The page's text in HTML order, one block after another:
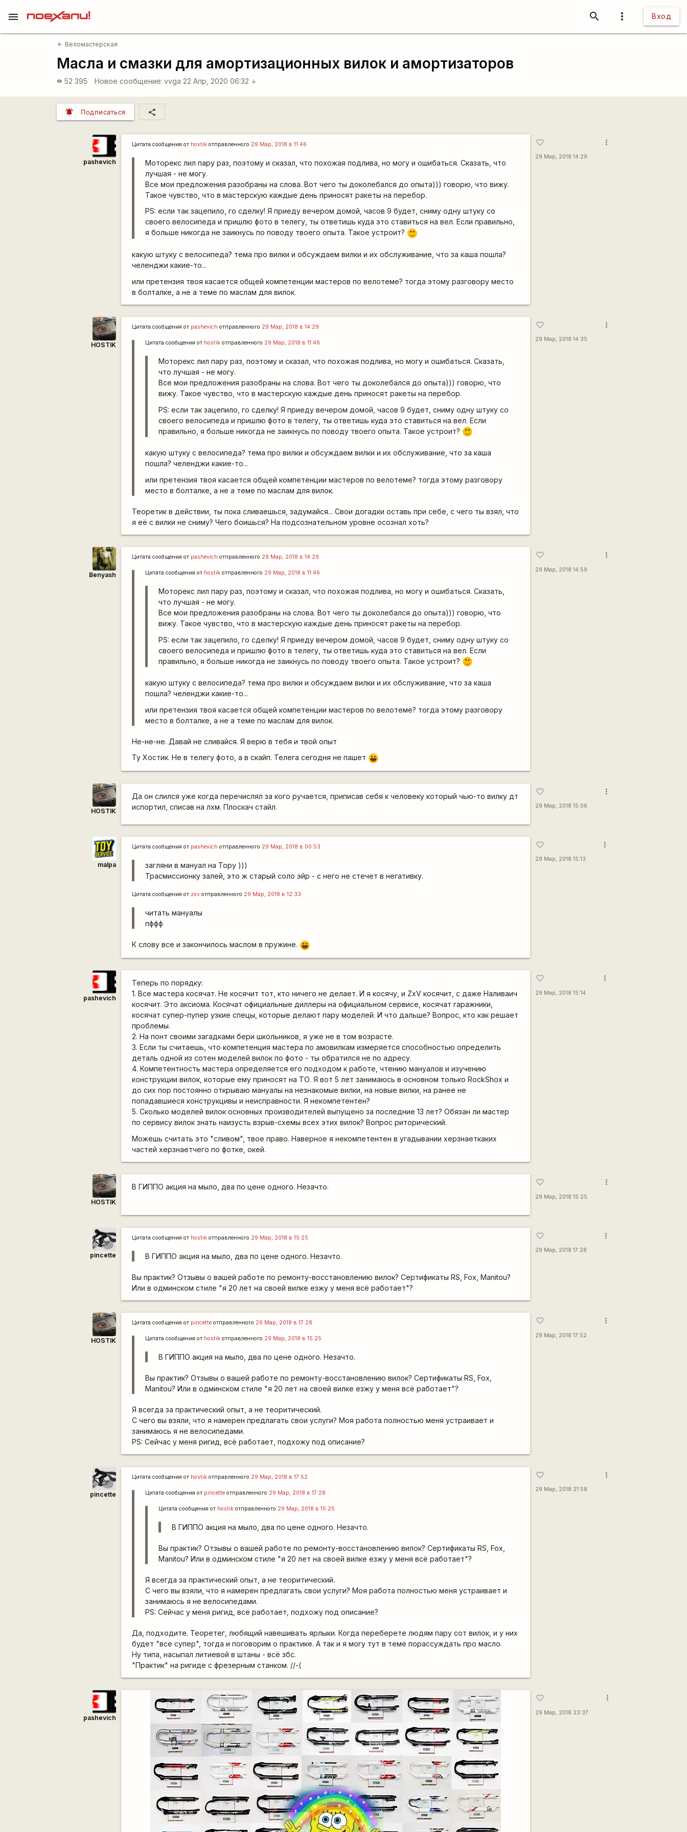
more_vert Вход
search
menu
arrow_back Веломастерская
Масла и смазки для амортизационных вилок и амортизаторов
visibility 52 395 Новое сообщение: vvga 22 Апр, 2020 06:32 arrow_downward
notifications_active Подписаться share
pashevich
Цитата сообщения от hostik отправленного 29 Мар, 2018 в 11:46
Моторекс лил пару раз, поэтому и сказал, что похожая подлива, но могу и ошибаться. Сказать, что
лучшая - не могу.
Все мои предложения разобраны на слова. Вот чего ты доколебался до опыта))) говорю, что вижу.
Такое чувство, что в мастерскую каждые день приносят ракеты на перебор.
PS: если так зацепило, го сделку! Я приеду вечером домой, часов 9 будет, сниму одну штуку со
своего велосипеда и пришлю фото в телегу, ты ответишь куда это ставиться на вел. Если правильно,
я больше никогда не заикнусь по поводу твоего опыта. Такое устроит?
:)
какую штуку с велосипеда? тема про вилки и обсуждаем вилки и их обслуживание, что за каша пошла?
челенджи какие-то...
или претензия твоя касается общей компетенции мастеров по велотеме? тогда этому разговору место
в болталке, а не а теме по маслам для вилок.
favorite_border
29 Мар, 2018 14:29
more_vert
HOSTIK
Цитата сообщения от pashevich отправленного 29 Мар, 2018 в 14:29
Цитата сообщения от hostik отправленного 29 Мар, 2018 в 11:46
Моторекс лил пару раз, поэтому и сказал, что похожая подлива, но могу и ошибаться. Сказать,
что лучшая - не могу.
Все мои предложения разобраны на слова. Вот чего ты доколебался до опыта))) говорю, что
вижу. Такое чувство, что в мастерскую каждые день приносят ракеты на перебор.
PS: если так зацепило, го сделку! Я приеду вечером домой, часов 9 будет, сниму одну штуку со
своего велосипеда и пришлю фото в телегу, ты ответишь куда это ставиться на вел. Если
правильно, я больше никогда не заикнусь по поводу твоего опыта. Такое устроит?
:)
какую штуку с велосипеда? тема про вилки и обсуждаем вилки и их обслуживание, что за каша
пошла? челенджи какие-то...
или претензия твоя касается общей компетенции мастеров по велотеме? тогда этому разговору
место в болталке, а не а теме по маслам для вилок.
Теоретик в действии, ты пока сливаешься, задумайся... Свои догадки оставь при себе, с чего ты взял, что
я её с вилки не сниму? Чего боишься? На подсознательном уровне осознал хоть?
favorite_border
29 Мар, 2018 14:35
more_vert
Benyash
Цитата сообщения от pashevich отправленного 29 Мар, 2018 в 14:29
Цитата сообщения от hostik отправленного 29 Мар, 2018 в 11:46
Моторекс лил пару раз, поэтому и сказал, что похожая подлива, но могу и ошибаться. Сказать,
что лучшая - не могу.
Все мои предложения разобраны на слова. Вот чего ты доколебался до опыта))) говорю, что
вижу. Такое чувство, что в мастерскую каждые день приносят ракеты на перебор.
PS: если так зацепило, го сделку! Я приеду вечером домой, часов 9 будет, сниму одну штуку со
своего велосипеда и пришлю фото в телегу, ты ответишь куда это ставиться на вел. Если
правильно, я больше никогда не заикнусь по поводу твоего опыта. Такое устроит?
:)
какую штуку с велосипеда? тема про вилки и обсуждаем вилки и их обслуживание, что за каша
пошла? челенджи какие-то...
или претензия твоя касается общей компетенции мастеров по велотеме? тогда этому разговору
место в болталке, а не а теме по маслам для вилок.
Не-не-не. Давай не сливайся. Я верю в тебя и твой опыт
Ту Хостик. Не в телегу фото, а в скайп. Телега сегодня не пашет |-))
favorite_border
29 Мар, 2018 14:59
more_vert
HOSTIK
Да он слился уже когда перечислял за кого ручается, приписав себя к человеку который чью-то вилку дт
испортил, списав на лхм. Плоскач стайл.
favorite_border
29 Мар, 2018 15:06
more_vert
malpa
Цитата сообщения от pashevich отправленного 29 Мар, 2018 в 00:53
загляни в мануал на Тору )))
Трасмиссионку залей, это ж старый соло эйр - с него не стечет в негативку.
Цитата сообщения от zxv отправленного 29 Мар, 2018 в 12:33
читать мануалы
пффф
К слову все и закончилось маслом в пружине. |-))
favorite_border
29 Мар, 2018 15:13
more_vert
pashevich
Теперь по порядку:
1. Все мастера косячат. Не косячит тот, кто ничего не делает. И я косячу, и ZxV косячит, с даже Наливаич
косячит. Это аксиома. Косячат официальные диллеры на официальном сервисе, косячат гаражники,
косячат супер-пупер узкие спецы, которые делают пару моделей. И что дальше? Вопрос, кто как решает
проблемы.
2. На понт своими загадками бери школьников, я уже не в том возрасте.
3. Если ты считаешь, что компетенция мастера по амовилкам измеряется способностью определить
деталь одной из сотен моделей вилок по фото - ты обратился не по адресу.
4. Компетентность мастера определяется его подходом к работе, чтению мануалов и изучению
конструкции вилок, которые ему приносят на ТО. Я вот 5 лет занимаюсь в основном только RockShox и
до сих пор постоянно открываю мануалы на незнакомые вилки, на новые вилки, на ранее не
попадавшиеся конструкцивы и неисправности. Я некомпетентен?
5. Сколько моделей вилок основных производителей выпущено за последние 13 лет? Обязан ли мастер
по сервису вилок знать наизусть взрыв-схемы всех этих вилок? Вопрос риторический.
Можешь считать это "сливом", твое право. Наверное я некомпетентен в угадывании херзнаеткаких
частей херзнаетчего по фотке, окей.
favorite_border
29 Мар, 2018 15:14
more_vert
HOSTIK
В ГИППО акция на мыло, два по цене одного. Незачто.
favorite_border
29 Мар, 2018 15:25
more_vert
pincette
Цитата сообщения от hostik отправленного 29 Мар, 2018 в 15:25
В ГИППО акция на мыло, два по цене одного. Незачто.
Вы практик? Отзывы о вашей работе по ремонту-восстановлению вилок? Сертификаты RS, Fox, Manitou?
Или в одминском стиле "я 20 лет на своей вилке езжу у меня всё работает"?
favorite_border
29 Мар, 2018 17:28
more_vert
HOSTIK
Цитата сообщения от pincette отправленного 29 Мар, 2018 в 17:28
Цитата сообщения от hostik отправленного 29 Мар, 2018 в 15:25
В ГИППО акция на мыло, два по цене одного. Незачто.
Вы практик? Отзывы о вашей работе по ремонту-восстановлению вилок? Сертификаты RS, Fox,
Manitou? Или в одминском стиле "я 20 лет на своей вилке езжу у меня всё работает"?
Я всегда за практический опыт, а не теоритический.
С чего вы взяли, что я намерен предлагать свои услуги? Моя работа полностью меня устраивает и
занимаюсь я не велосипедами.
PS: Сейчас у меня ригид, всё работает, подхожу под описание?
favorite_border
29 Мар, 2018 17:52
more_vert
pincette
Цитата сообщения от hostik отправленного 29 Мар, 2018 в 17:52
Цитата сообщения от pincette отправленного 29 Мар, 2018 в 17:28
Цитата сообщения от hostik отправленного 29 Мар, 2018 в 15:25
В ГИППО акция на мыло, два по цене одного. Незачто.
Вы практик? Отзывы о вашей работе по ремонту-восстановлению вилок? Сертификаты RS, Fox,
Manitou? Или в одминском стиле "я 20 лет на своей вилке езжу у меня всё работает"?
Я всегда за практический опыт, а не теоритический.
С чего вы взяли, что я намерен предлагать свои услуги? Моя работа полностью меня устраивает и
занимаюсь я не велосипедами.
PS: Сейчас у меня ригид, всё работает, подхожу под описание?
Да, подходите. Теоретег, любящий навешивать ярлыки. Когда переберете людям пару сот вилок, и у них
будет "все супер", тогда и поговорим о практике. А так и я могу тут в теме порассуждать про масло.
Ну типа, насыпал литиевой в штаны - всё збс.
"Практик" на ригиде с фрезерным станком. //-(
favorite_border
29 Мар, 2018 21:58
more_vert
pashevich
favorite_border
29 Мар, 2018 23:37
more_vert